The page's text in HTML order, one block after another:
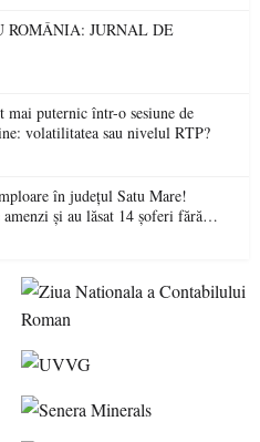
ROMÂNIA: JURNAL DE
mai puternic într-o sesiune de
volatilitatea sau nivelul RTP?
în județul Satu Mare!
și au lăsat 14 șoferi fără